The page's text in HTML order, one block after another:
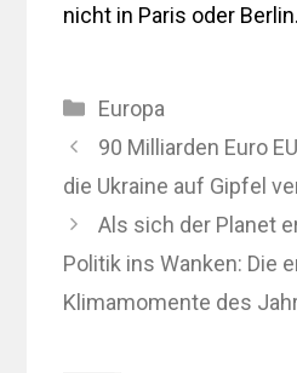
nicht in Paris oder
Kategorien
Europa
90 Milliarden Euro
die Ukraine auf Gipfel
Als sich der Planet
Politik ins Wanken: Die
Klimamomente des